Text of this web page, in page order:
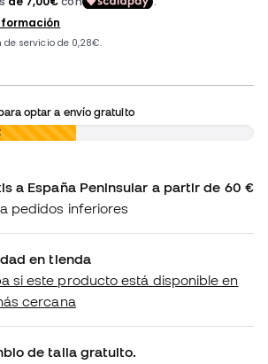
optar a envío gratuito
a España Peninsular a partir de 60 €
pedidos inferiores
en tienda
si este producto está disponible en
cercana
de talla gratuito.